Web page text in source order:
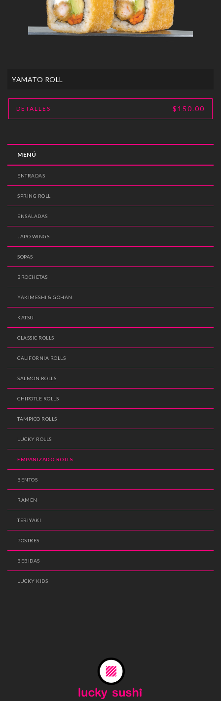
YAMATO ROLL
DETALLES $150.00
MENÚ
ENTRADAS
SPRING ROLL
ENSALADAS
JAPO WINGS
SOPAS
BROCHETAS
YAKIMESHI & GOHAN
KATSU
CLASSIC ROLLS
CALIFORNIA ROLLS
SALMON ROLLS
CHIPOTLE ROLLS
TAMPICO ROLLS
LUCKY ROLLS
EMPANIZADO ROLLS
BENTOS
RAMEN
TERIYAKI
POSTRES
BEBIDAS
LUCKY KIDS